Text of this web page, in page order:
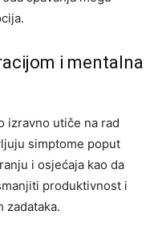
i mentalna
izravno utiče na rad
simptome poput
i osjećaja kao da
produktivnost i
zadataka.